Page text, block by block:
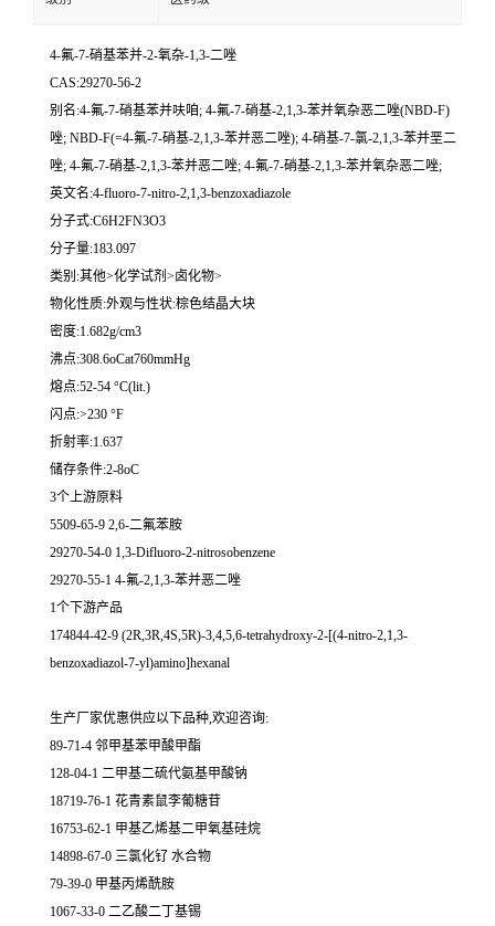
4-氟-7-硝基苯并-2-氧杂-1,3-二唑
CAS:29270-56-2
别名:4-氟-7-硝基苯并呋咱; 4-氟-7-硝基-2,1,3-苯并氧杂恶二唑(NBD-F)
唑; NBD-F(=4-氟-7-硝基-2,1,3-苯并恶二唑); 4-硝基-7-氯-2,1,3-苯并垩二
唑; 4-氟-7-硝基-2,1,3-苯并恶二唑; 4-氟-7-硝基-2,1,3-苯并氧杂恶二唑;
英文名:4-fluoro-7-nitro-2,1,3-benzoxadiazole
分子式:C6H2FN3O3
分子量:183.097
类别:其他>化学试剂>卤化物>
物化性质:外观与性状:棕色结晶大块
密度:1.682g/cm3
沸点:308.6oCat760mmHg
熔点:52-54 °C(lit.)
闪点:>230 °F
折射率:1.637
储存条件:2-8oC
3个上游原料
5509-65-9 2,6-二氟苯胺
29270-54-0 1,3-Difluoro-2-nitrosobenzene
29270-55-1 4-氟-2,1,3-苯并恶二唑
1个下游产品
174844-42-9 (2R,3R,4S,5R)-3,4,5,6-tetrahydroxy-2-[(4-nitro-2,1,3-
benzoxadiazol-7-yl)amino]hexanal
生产厂家优惠供应以下品种,欢迎咨询:
89-71-4 邻甲基苯甲酸甲酯
128-04-1 二甲基二硫代氨基甲酸钠
18719-76-1 花青素鼠李葡糖苷
16753-62-1 甲基乙烯基二甲氧基硅烷
14898-67-0 三氯化钌 水合物
79-39-0 甲基丙烯酰胺
1067-33-0 二乙酸二丁基锡